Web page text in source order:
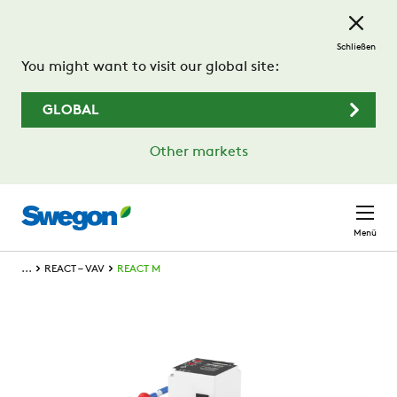
You might want to visit our global site:
GLOBAL
Other markets
Schließen
Menü
... REACT – VAV REACT M